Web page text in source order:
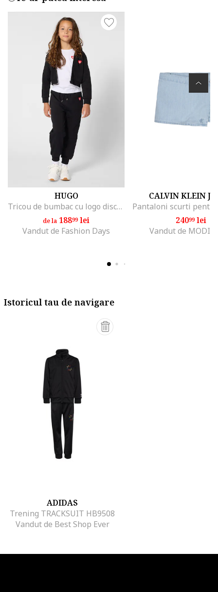
HUGO
Tricou de bumbac cu logo discret, Rosu/Alb optic
de la 18899lei
Vandut de Fashion Days
CALVIN KLEIN
24099lei
Vandut de
Istoricul tau de navigare
ADIDAS
Trening TRACKSUIT HB9508
Vandut de Best Shop Ever